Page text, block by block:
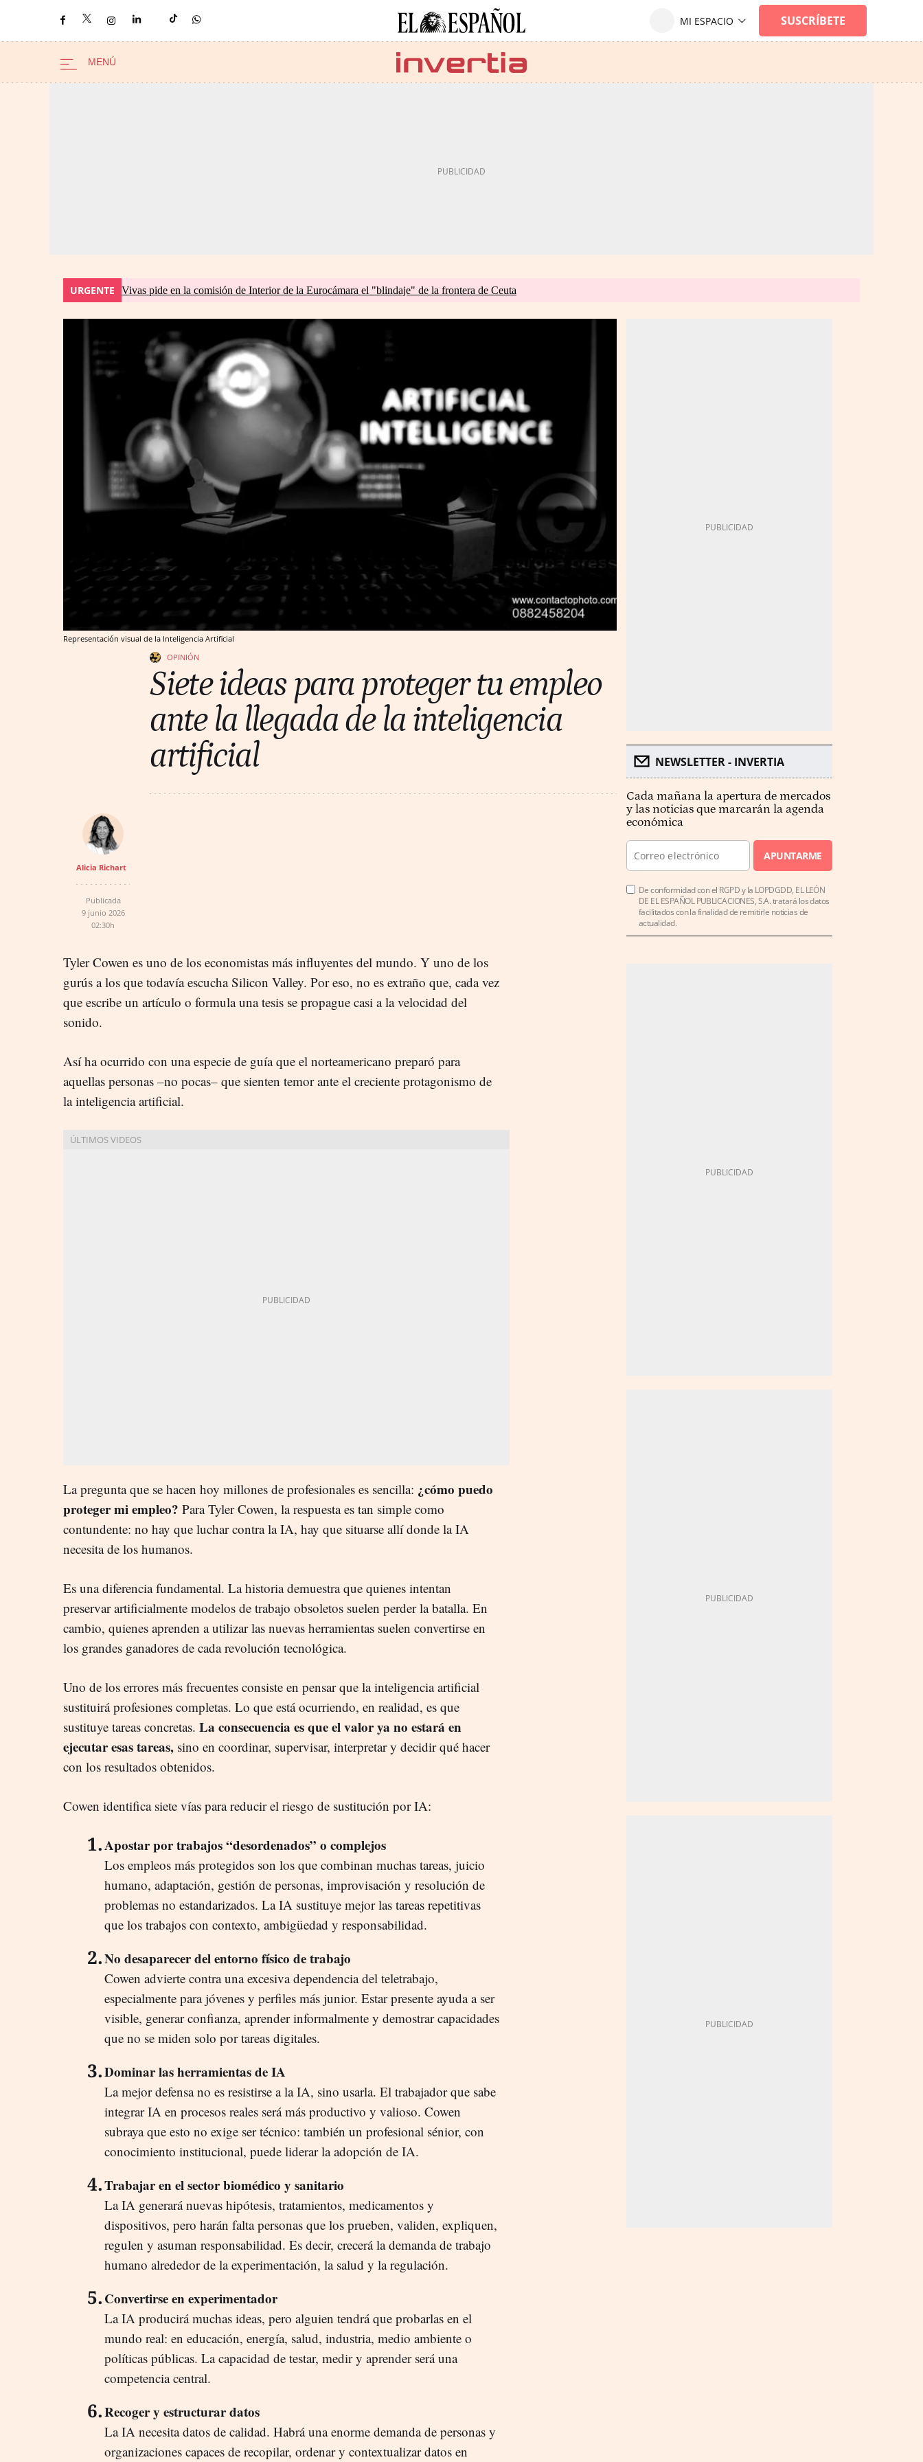
URGENTE Vivas pide en la comisión de Interior de la Eurocámara el "blindaje" de la frontera de Ceuta
Representación visual de la Inteligencia Artificial
OPINIÓN
Siete ideas para proteger tu empleo
ante la llegada de la inteligencia
artificial
Alicia Richart
Publicada
9 junio 2026
02:30h
Tyler Cowen es uno de los economistas más influyentes del mundo. Y uno de los
gurús a los que todavía escucha Silicon Valley. Por eso, no es extraño que, cada vez
que escribe un artículo o formula una tesis se propague casi a la velocidad del
sonido.
Así ha ocurrido con una especie de guía que el norteamericano preparó para
aquellas personas –no pocas– que sienten temor ante el creciente protagonismo de
la inteligencia artificial.
La pregunta que se hacen hoy millones de profesionales es sencilla: ¿cómo puedo
proteger mi empleo? Para Tyler Cowen, la respuesta es tan simple como
contundente: no hay que luchar contra la IA, hay que situarse allí donde la IA
necesita de los humanos.
Es una diferencia fundamental. La historia demuestra que quienes intentan
preservar artificialmente modelos de trabajo obsoletos suelen perder la batalla. En
cambio, quienes aprenden a utilizar las nuevas herramientas suelen convertirse en
los grandes ganadores de cada revolución tecnológica.
Uno de los errores más frecuentes consiste en pensar que la inteligencia artificial
sustituirá profesiones completas. Lo que está ocurriendo, en realidad, es que
sustituye tareas concretas. La consecuencia es que el valor ya no estará en
ejecutar esas tareas, sino en coordinar, supervisar, interpretar y decidir qué hacer
con los resultados obtenidos.
Cowen identifica siete vías para reducir el riesgo de sustitución por IA:
Apostar por trabajos “desordenados” o complejos
Los empleos más protegidos son los que combinan muchas tareas, juicio
humano, adaptación, gestión de personas, improvisación y resolución de
problemas no estandarizados. La IA sustituye mejor las tareas repetitivas
que los trabajos con contexto, ambigüedad y responsabilidad.
No desaparecer del entorno físico de trabajo
Cowen advierte contra una excesiva dependencia del teletrabajo,
especialmente para jóvenes y perfiles más junior. Estar presente ayuda a ser
visible, generar confianza, aprender informalmente y demostrar capacidades
que no se miden solo por tareas digitales.
Dominar las herramientas de IA
La mejor defensa no es resistirse a la IA, sino usarla. El trabajador que sabe
integrar IA en procesos reales será más productivo y valioso. Cowen
subraya que esto no exige ser técnico: también un profesional sénior, con
conocimiento institucional, puede liderar la adopción de IA.
Trabajar en el sector biomédico y sanitario
La IA generará nuevas hipótesis, tratamientos, medicamentos y
dispositivos, pero harán falta personas que los prueben, validen, expliquen,
regulen y asuman responsabilidad. Es decir, crecerá la demanda de trabajo
humano alrededor de la experimentación, la salud y la regulación.
Convertirse en experimentador
La IA producirá muchas ideas, pero alguien tendrá que probarlas en el
mundo real: en educación, energía, salud, industria, medio ambiente o
políticas públicas. La capacidad de testar, medir y aprender será una
competencia central.
Recoger y estructurar datos
La IA necesita datos de calidad. Habrá una enorme demanda de personas y
organizaciones capaces de recopilar, ordenar y contextualizar datos en
NEWSLETTER - INVERTIA
Cada mañana la apertura de mercados
y las noticias que marcarán la agenda
económica
APUNTARME
De conformidad con el RGPD y la LOPDGDD, EL LEÓN
DE EL ESPAÑOL PUBLICACIONES, S.A. tratará los datos
facilitados con la finalidad de remitirle noticias de
actualidad.